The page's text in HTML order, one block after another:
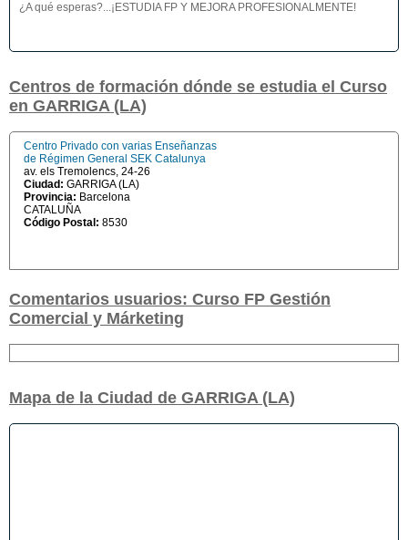
¿A qué esperas?...¡ESTUDIA FP Y MEJORA PROFESIONALMENTE!
Centros de formación dónde se estudia el Curso
en GARRIGA (LA)
Centro Privado con varias Enseñanzas
de Régimen General SEK Catalunya
av. els Tremolencs, 24-26
Ciudad: GARRIGA (LA)
Provincia: Barcelona
CATALUÑA
Código Postal: 8530
Comentarios usuarios: Curso FP Gestión
Comercial y Márketing
Mapa de la Ciudad de GARRIGA (LA)